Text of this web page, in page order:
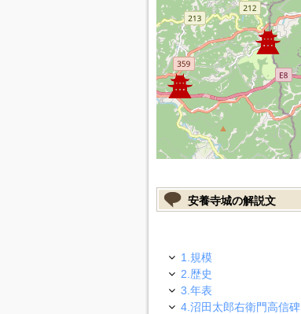
安養寺城の解説文
1.規模
2.歴史
3.年表
4.沼田太郎右衛門高信碑